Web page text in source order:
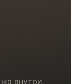
внутри